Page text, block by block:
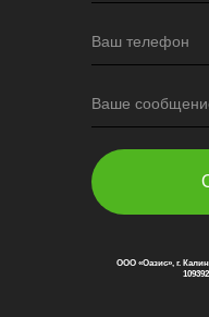
Ваш телефон
Ваше
ООО «Оазис», г.